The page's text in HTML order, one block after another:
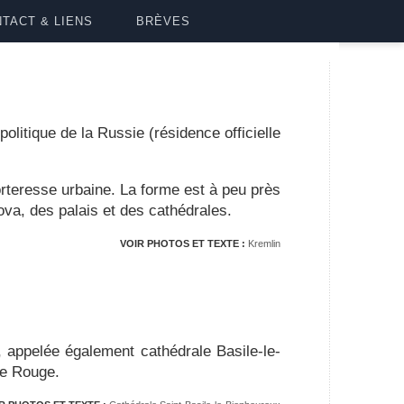
& LIENS BRÈVES
de la Russie (résidence officielle
urbaine. La forme est à peu près
des palais et des cathédrales.
VOIR PHOTOS ET TEXTE : Kremlin
également cathédrale Basile-le-
Rouge.